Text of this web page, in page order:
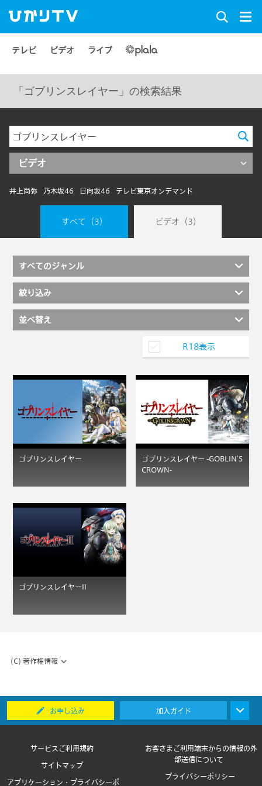
テレビ ビデオ ライブ
「ゴブリンスレイヤー」の検索結果
ビデオ
井上尚弥 乃木坂46 日向坂46 テレビ東京オンデマンド
すべて （3） ビデオ （3）
すべてのジャンル
絞り込み
並べ替え
R18表示
ゴブリンスレイヤー
ゴブリンスレイヤー -GOBLIN’S
CROWN-
ゴブリンスレイヤーII
(C) 著作権情報
お申し込み 加入ガイド
サービスご利用規約
お客さまご利用端末からの情報の外
部送信について
サイトマップ
プライバシーポリシー
アプリケーション・プライバシーポ